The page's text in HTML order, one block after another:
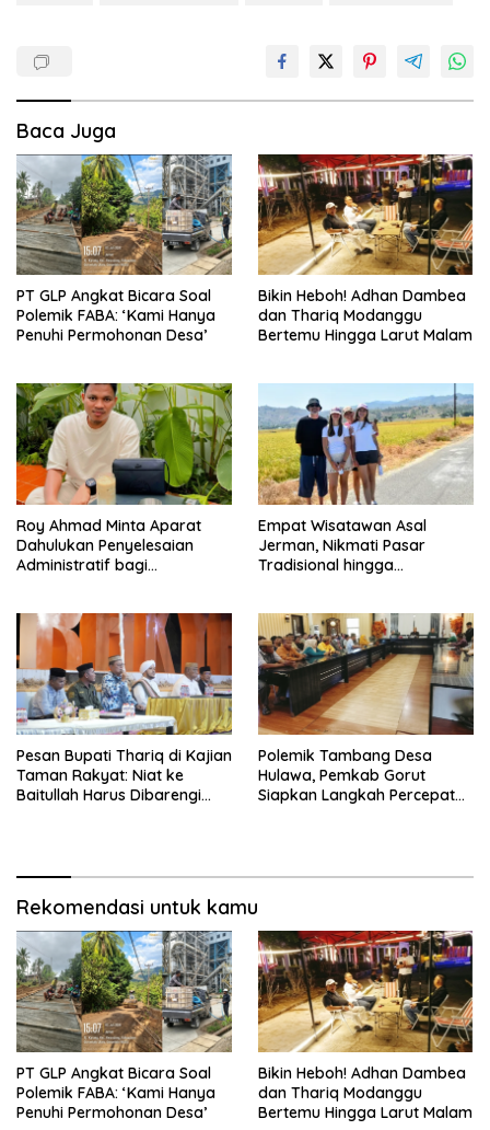
Baca Juga
PT GLP Angkat Bicara Soal
Polemik FABA: ‘Kami Hanya
Penuhi Permohonan Desa’
Bikin Heboh! Adhan Dambea
dan Thariq Modanggu
Bertemu Hingga Larut Malam
Roy Ahmad Minta Aparat
Dahulukan Penyelesaian
Administratif bagi
Empat Wisatawan Asal
Jerman, Nikmati Pasar
Tradisional hingga
Pesan Bupati Thariq di Kajian
Taman Rakyat: Niat ke
Baitullah Harus Dibarengi
Polemik Tambang Desa
Hulawa, Pemkab Gorut
Siapkan Langkah Percepatan
Rekomendasi untuk kamu
PT GLP Angkat Bicara Soal
Polemik FABA: ‘Kami Hanya
Penuhi Permohonan Desa’
Bikin Heboh! Adhan Dambea
dan Thariq Modanggu
Bertemu Hingga Larut Malam